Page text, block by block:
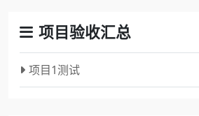
项目验收汇总
项目1测试